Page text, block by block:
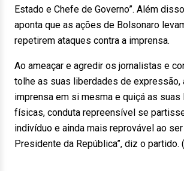
Estado e Chefe de Governo”. Além
aponta que as ações de Bolsonaro
repetirem ataques contra a imprensa.
Ao ameaçar e agredir os jornalistas e
tolhe as suas liberdades de expressão,
imprensa em si mesma e quiçá as suas
físicas, conduta repreensível se
indivíduo e ainda mais reprovável ao
Presidente da República”, diz o partido.